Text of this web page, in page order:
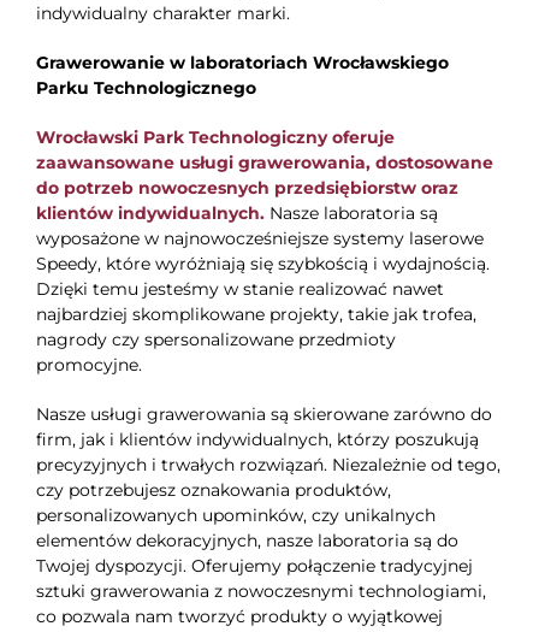
indywidualny charakter marki.
Grawerowanie w laboratoriach Wrocławskiego
Parku Technologicznego
Wrocławski Park Technologiczny oferuje
zaawansowane usługi grawerowania, dostosowane
do potrzeb nowoczesnych przedsiębiorstw oraz
klientów indywidualnych.Nasze laboratoria są
wyposażone w najnowocześniejsze systemy laserowe
Speedy, które wyróżniają się szybkością i wydajnością.
Dzięki temu jesteśmy w stanie realizować nawet
najbardziej skomplikowane projekty, takie jak trofea,
nagrody czy spersonalizowane przedmioty
promocyjne.
Nasze usługi grawerowania są skierowane zarówno do
firm, jak i klientów indywidualnych, którzy poszukują
precyzyjnych i trwałych rozwiązań. Niezależnie od tego,
czy potrzebujesz oznakowania produktów,
personalizowanych upominków, czy unikalnych
elementów dekoracyjnych, nasze laboratoria są do
Twojej dyspozycji. Oferujemy połączenie tradycyjnej
sztuki grawerowania z nowoczesnymi technologiami,
co pozwala nam tworzyć produkty o wyjątkowej